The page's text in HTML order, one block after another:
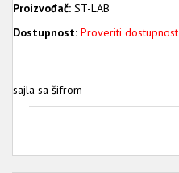
Proizvođač: ST-LAB
Dostupnost: Proveriti dostupnost
sajla sa šifrom